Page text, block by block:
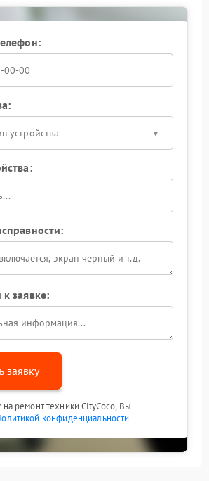
устройства
заявке:
заявку
на ремонт техники CityCoco, Вы
конфиденциальности